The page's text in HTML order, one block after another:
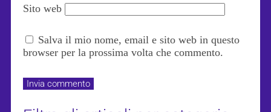
Sito web
Salva il mio nome, email e sito web in questo
browser per la prossima volta che commento.